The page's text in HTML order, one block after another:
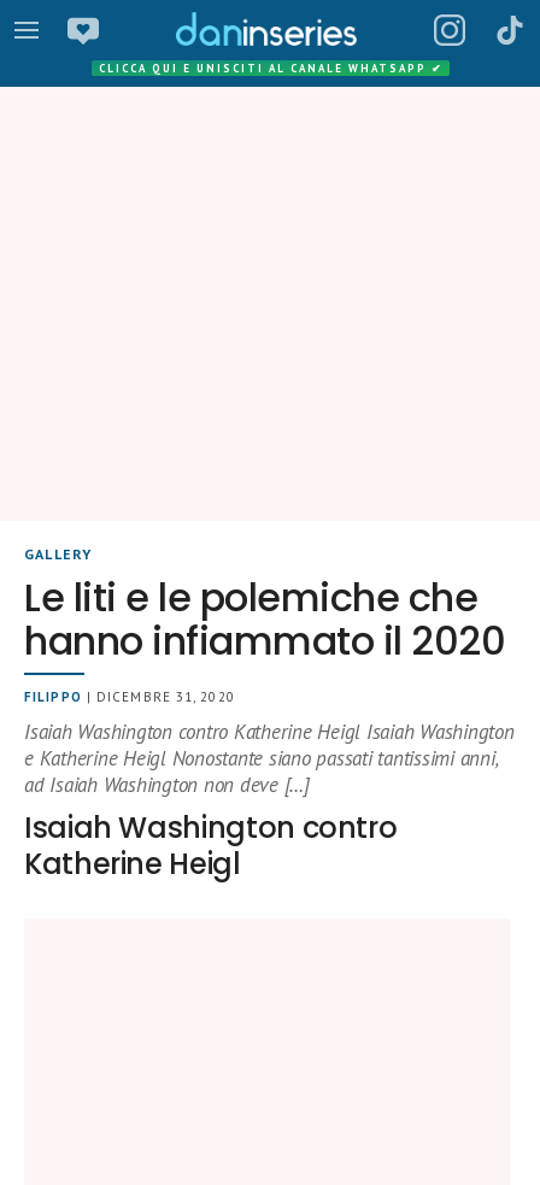
CLICCA QUI E UNISCITI AL CANALE WHATSAPP ✔
GALLERY
Le liti e le polemiche che
hanno infiammato il 2020
FILIPPO | DICEMBRE 31, 2020
Isaiah Washington contro Katherine Heigl Isaiah Washington
e Katherine Heigl Nonostante siano passati tantissimi anni,
ad Isaiah Washington non deve […]
Isaiah Washington contro
Katherine Heigl